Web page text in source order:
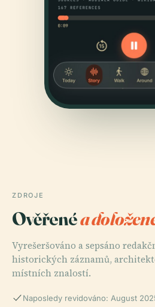
ZDROJE
Ověřenéa
Vyrešeršováno a sepsáno
historických záznamů,
místních znalostí.
Naposledy revidováno: August